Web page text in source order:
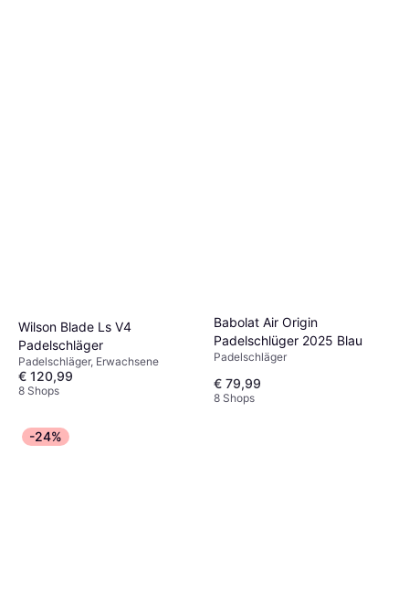
Wilson Blade Ls V4
Padelschläger
Padelschläger, Erwachsene
€ 120,99
8 Shops
Babolat Air Origin
Padelschlüger 2025 Blau
Padelschläger
€ 79,99
8 Shops
-24%